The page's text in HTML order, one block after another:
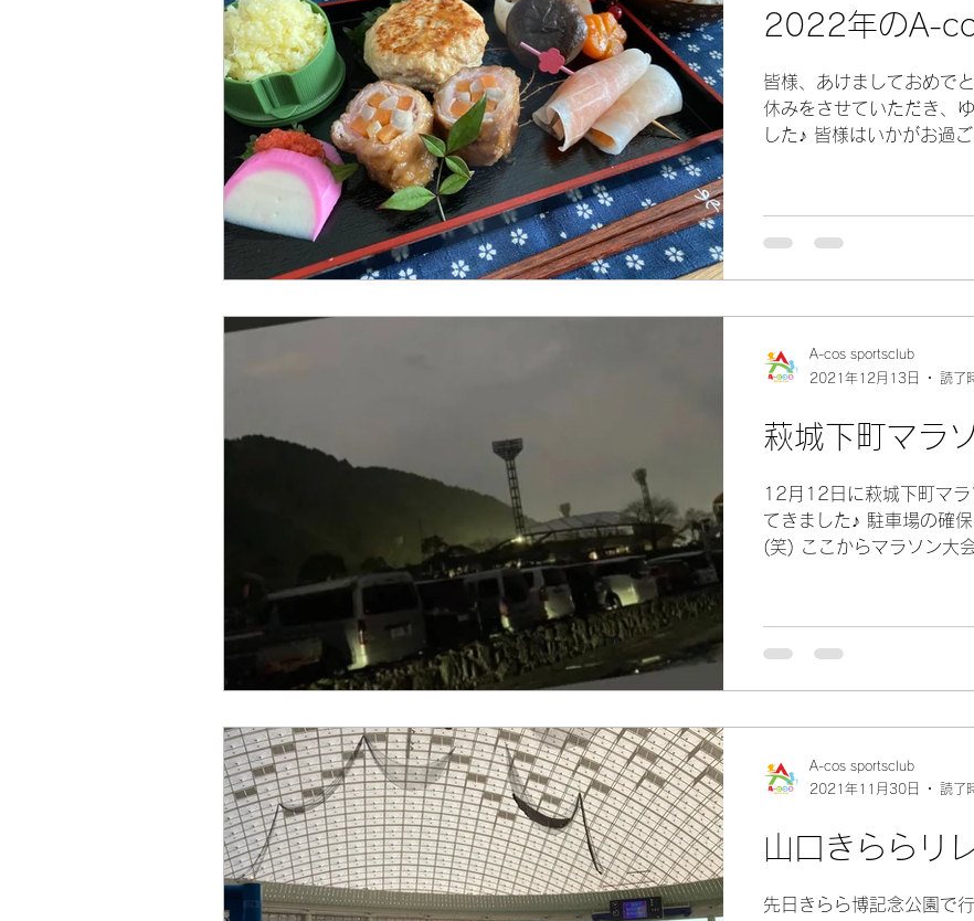
2022年のA-
皆様、あけましておめで
休みをさせていただき、
した♪ 皆様はいかがお過
萩城下町マラ
12月12日に萩城下町マ
てきました♪ 駐車場の確
(笑) ここからマラソン大
A-cos sportsclub
2021年12月13日
読了
山口きららリ
先日きらら博記念公園で
A-cos sportsclub
2021年11月30日
読了